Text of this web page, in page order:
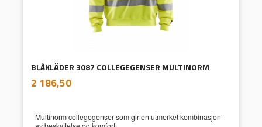
BLÅKLÄDER 3087 COLLEGEGENSER MULTINORM
Pris
2 186,50mva.
Multinorm collegegenser som gir en utmerket kombinasjon